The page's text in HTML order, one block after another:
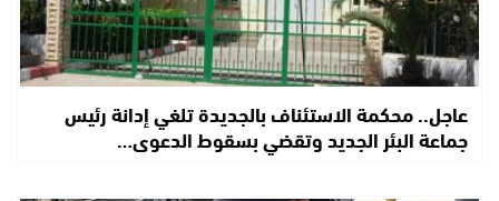
عاجل.. محكمة الاستئناف بالجديدة تلغي إدانة رئيس
جماعة البئر الجديد وتقضي بسقوط الدعوى…